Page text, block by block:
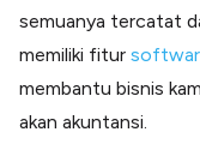
semuanya tercatat
memiliki fitur
membantu bisnis
akan akuntansi.